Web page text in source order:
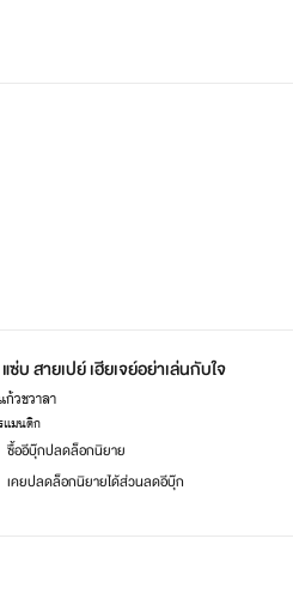
แซ่บ สายเปย์ เฮียเจย์อย่าเล่นกับใจ
แก้วชวาลา
แมนติก
ซื้ออีบุ๊กปลดล็อกนิยาย
เคยปลดล็อกนิยายได้ส่วนลดอีบุ๊ก